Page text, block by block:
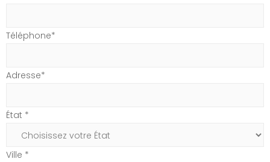
Téléphone*
Adresse*
État *
Ville *